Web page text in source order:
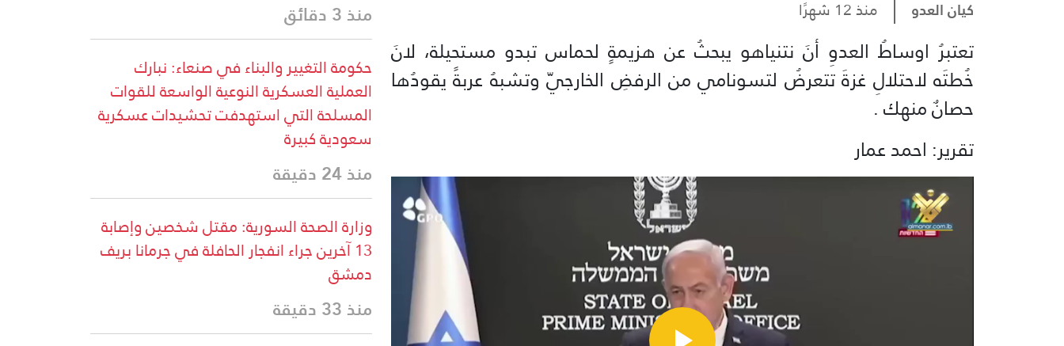
كيان العدو منذ 12 شهرًا
تعتبرُ اوساطُ العدوِ أنَ نتنياهو يبحثُ عن هزيمةٍ لحماس تبدو مستحيلة، لانَ
خُطتَه لاحتلالِ غزةَ تتعرضُ لتسونامي من الرفضِ الخارجيّ وتشبهُ عربةً يقودُها
حصانٌ منهك .
تقرير: احمد عمار
منذ 3 دقائق
حكومة التغيير والبناء في صنعاء: نبارك
العملية العسكرية النوعية الواسعة للقوات
المسلحة التي استهدفت تحشيدات عسكرية
سعودية كبيرة
منذ 24 دقيقة
وزارة الصحة السورية: مقتل شخصين وإصابة
13 آخرين جراء انفجار الحافلة في جرمانا بريف
دمشق
منذ 33 دقيقة